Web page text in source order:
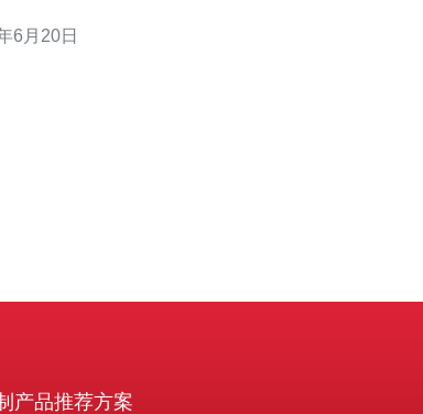
，将自家商品推广给更多的消费者。 虾皮台湾站
6月20日
产品推荐方案